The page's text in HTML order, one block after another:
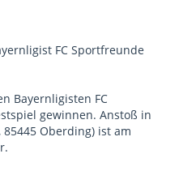
FC Sportfreunde
Bayernligisten FC
gewinnen. Anstoß in
Oberding) ist am